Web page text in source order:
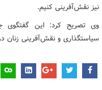
نیز نقش‌آفرینی کنیم.
وی تصریح کرد: این گفتگوی
سیاستگذاری و نقش‌آفرینی زنان